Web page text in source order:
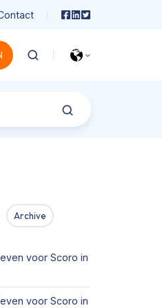
Archive
voor Scoro in
voor Scoro in